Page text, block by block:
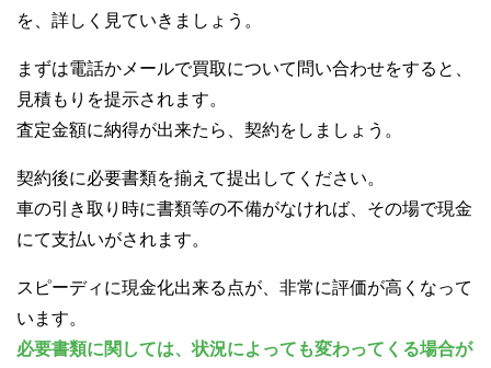
を、詳しく見ていきましょう。
まずは電話かメールで買取について問い合わせをすると、
見積もりを提示されます。
査定金額に納得が出来たら、契約をしましょう。
契約後に必要書類を揃えて提出してください。
車の引き取り時に書類等の不備がなければ、その場で現金
にて支払いがされます。
スピーディに現金化出来る点が、非常に評価が高くなって
います。
必要書類に関しては、状況によっても変わってくる場合が